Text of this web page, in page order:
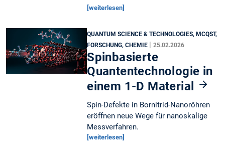
[weiterlesen]
QUANTUM SCIENCE & TECHNOLOGIES, MCQST,
FORSCHUNG, CHEMIE |25.02.2026
Spinbasierte
Quantentechnologie in
einem 1-D Material
Spin-Defekte in Bornitrid-Nanoröhren
eröffnen neue Wege für nanoskalige
Messverfahren.
[weiterlesen]